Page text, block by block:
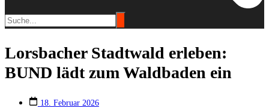
Lorsbacher Stadtwald erleben:
BUND lädt zum Waldbaden ein
18. Februar 2026